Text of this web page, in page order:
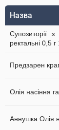
Назва
Супозиторії
ректальні 0,5
Предзарен
Олія насіння
Аннушка Олія